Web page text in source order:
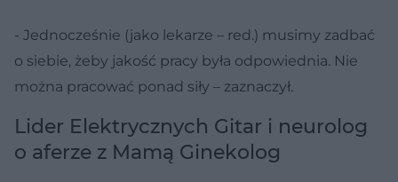
- Jednocześnie (jako lekarze – red.) musimy zadbać
o siebie, żeby jakość pracy była odpowiednia. Nie
można pracować ponad siły – zaznaczył.
Lider Elektrycznych Gitar i neurolog
o aferze z Mamą Ginekolog